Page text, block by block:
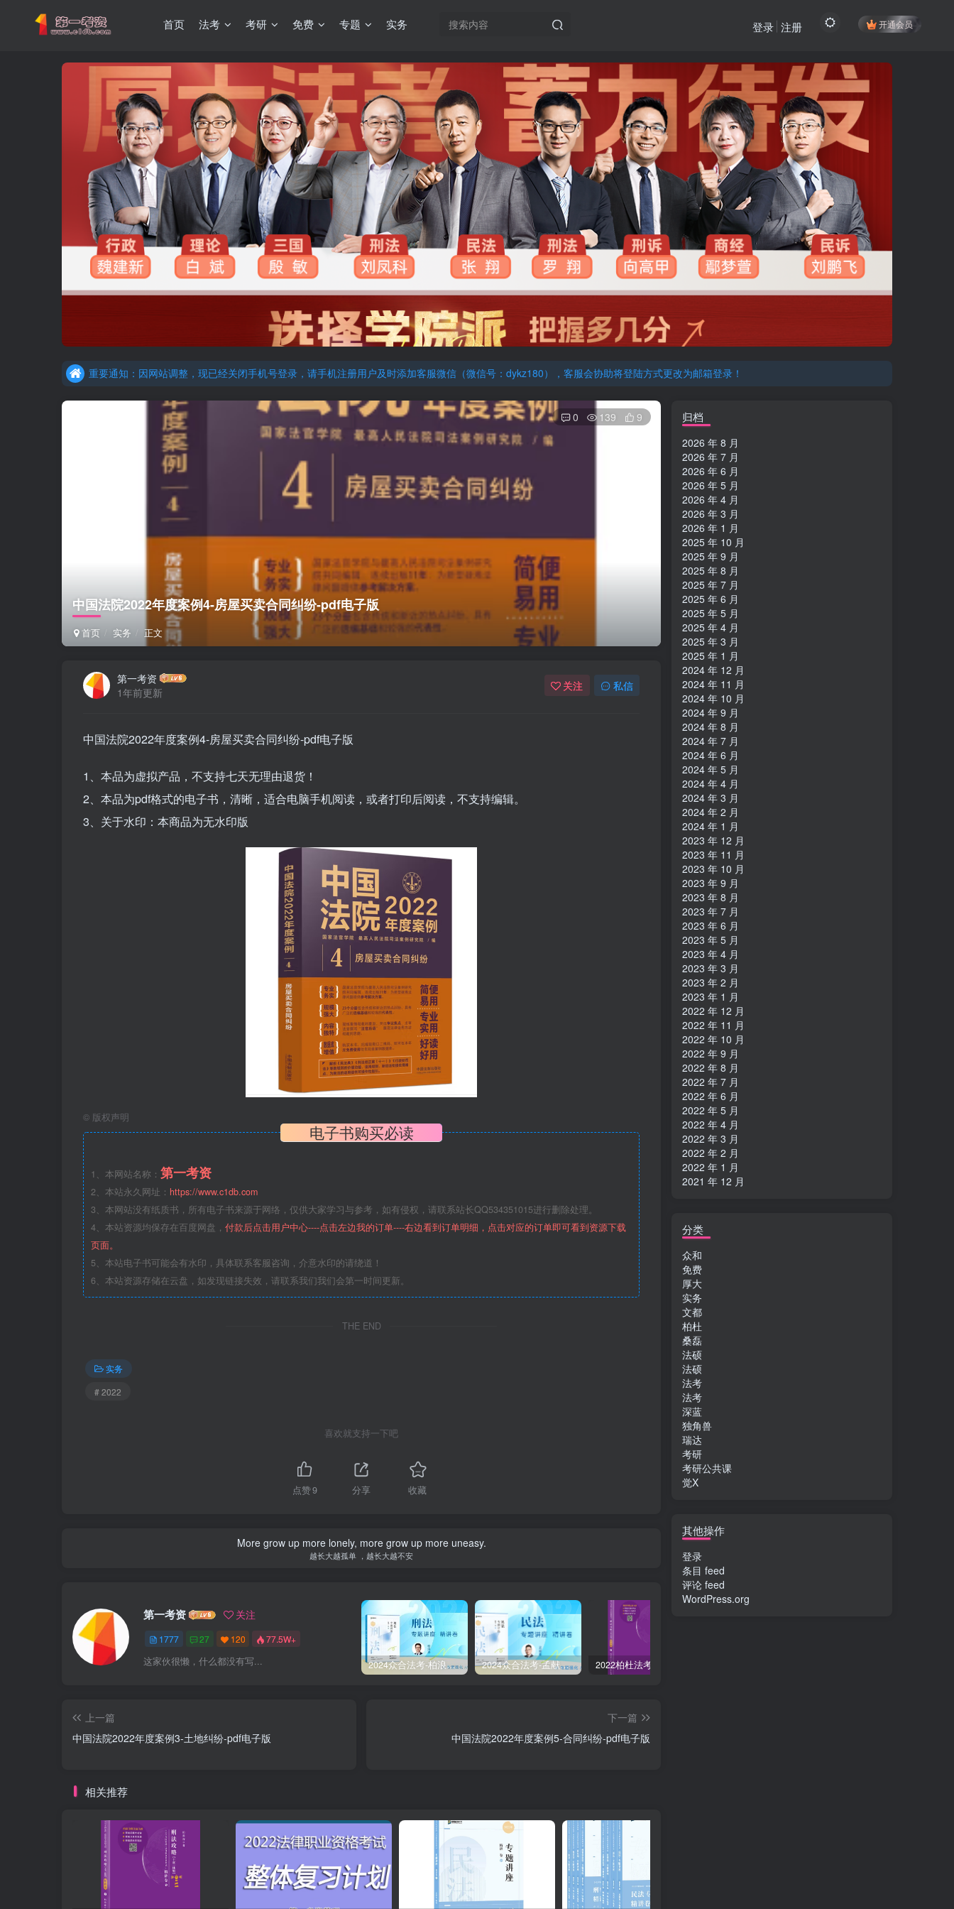
首页 法考 考研 免费 专题 实务 开通会员
登录 注册
更新提示：已经更新部分机构主观题法考资料，推荐厚大的考点清单，高清版，特别适合学习！
更新提示：已经更新部分机构主观题法考资料，推荐厚大的考点清单，高清版，特别适合学习！
中国法院2022年度案例4-房屋买卖合同纠纷-pdf电子版
首页 实务 正文
0 139 9
第一考资
1年前更新
关注 私信
中国法院2022年度案例4-房屋买卖合同纠纷-pdf电子版
1、本品为虚拟产品，不支持七天无理由退货！
2、本品为pdf格式的电子书，清晰，适合电脑手机阅读，或者打印后阅读，不支持编辑。
3、关于水印：本商品为无水印版
© 版权声明
电子书购买必读
1、本网站名称： 第一考资
2、本站永久网址： https://www.c1db.com
3、本网站没有纸质书，所有电子书来源于网络，仅供大家学习与参考，如有侵权，请联系站长QQ534351015进行删除处理。
4、本站资源均保存在百度网盘， 付款后点击用户中心----点击左边我的订单----右边看到订单明细，点击对应的订单即可看到资源下载
页面。
5、本站电子书可能会有水印，具体联系客服咨询，介意水印的请绕道！
6、本站资源存储在云盘，如发现链接失效，请联系我们我们会第一时间更新。
THE END
实务
# 2022
喜欢就支持一下吧
点赞9 分享 收藏
More grow up more lonely, more grow up more uneasy.
越长大越孤单 ，越长大越不安
第一考资 关注
1777 27 120 77.5W+
这家伙很懒，什么都没有写... 2024众合法考-柏浪涛刑法-精讲卷pdf电子版（附视频1-76全） 2024众合法考-孟献贵民法-精讲卷.pdf
上一篇
中国法院2022年度案例3-土地纠纷-pdf电子版
下一篇
中国法院2022年度案例5-合同纠纷-pdf电子版
相关推荐
归档
2026 年 8 月
2026 年 7 月
2026 年 6 月
2026 年 5 月
2026 年 4 月
2026 年 3 月
2026 年 1 月
2025 年 10 月
2025 年 9 月
2025 年 8 月
2025 年 7 月
2025 年 6 月
2025 年 5 月
2025 年 4 月
2025 年 3 月
2025 年 1 月
2024 年 12 月
2024 年 11 月
2024 年 10 月
2024 年 9 月
2024 年 8 月
2024 年 7 月
2024 年 6 月
2024 年 5 月
2024 年 4 月
2024 年 3 月
2024 年 2 月
2024 年 1 月
2023 年 12 月
2023 年 11 月
2023 年 10 月
2023 年 9 月
2023 年 8 月
2023 年 7 月
2023 年 6 月
2023 年 5 月
2023 年 4 月
2023 年 3 月
2023 年 2 月
2023 年 1 月
2022 年 12 月
2022 年 11 月
2022 年 10 月
2022 年 9 月
2022 年 8 月
2022 年 7 月
2022 年 6 月
2022 年 5 月
2022 年 4 月
2022 年 3 月
2022 年 2 月
2022 年 1 月
2021 年 12 月
分类
众和
免费
厚大
实务
文都
柏杜
桑磊
法硕
法硕
法考
法考
深蓝
独角兽
瑞达
考研
考研公共课
觉X
其他操作
登录
条目 feed
评论 feed
WordPress.org